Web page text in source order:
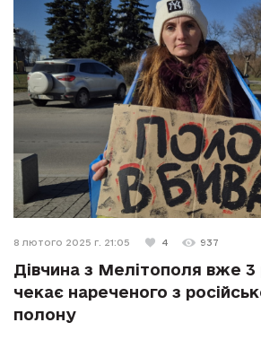
8 лютого 2025 г. 21:05 4 937
Дівчина з Мелітополя вже 3
чекає нареченого з
полону